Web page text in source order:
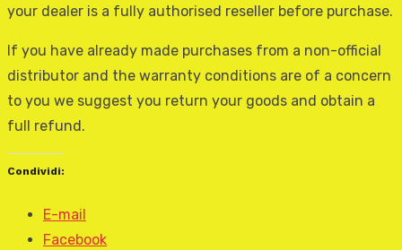
your dealer is a fully authorised reseller before purchase.
If you have already made purchases from a non-official
distributor and the warranty conditions are of a concern
to you we suggest you return your goods and obtain a
full refund.
Condividi:
E-mail
Facebook